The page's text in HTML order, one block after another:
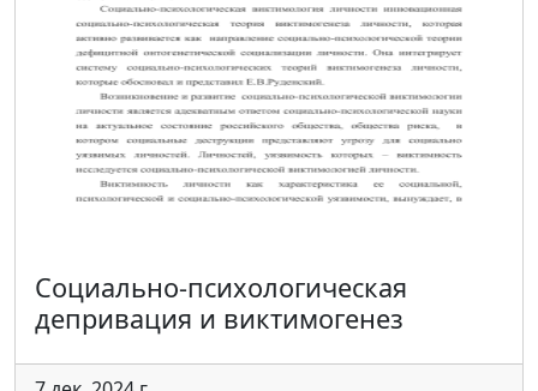
Социально-психологическая
депривация и виктимогенез